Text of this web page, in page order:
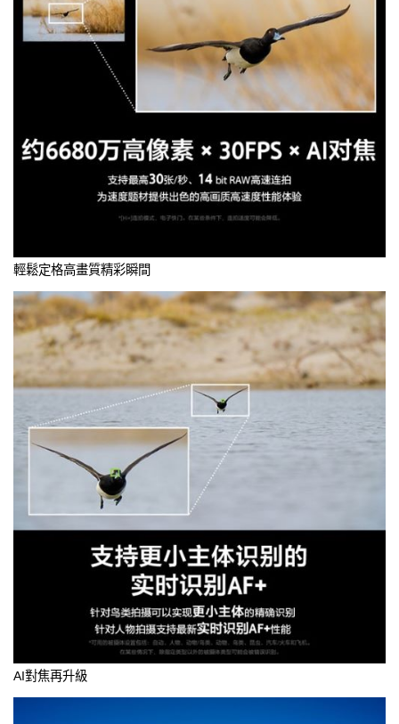
輕鬆定格高畫質精彩瞬間
AI對焦再升級